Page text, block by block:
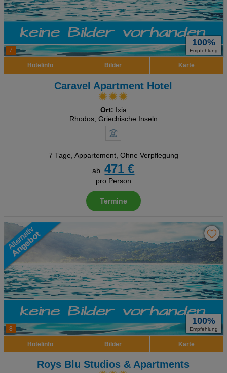
7
100%
Empfehlung
Hotelinfo Bilder Karte
Caravel Apartment Hotel
Ort: Ixia
Rhodos, Griechische Inseln
7 Tage, Appartement, Ohne Verpflegung
ab
471 €
pro Person
Termine
8
100%
Empfehlung
Hotelinfo Bilder Karte
Roys Blu Studios & Apartments